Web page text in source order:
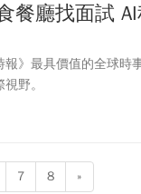
餐廳找面試
》最具價值的全球時
野。
7 8 »